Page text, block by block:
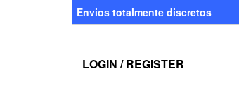
Envios totalmente discretos
LOGIN / REGISTER